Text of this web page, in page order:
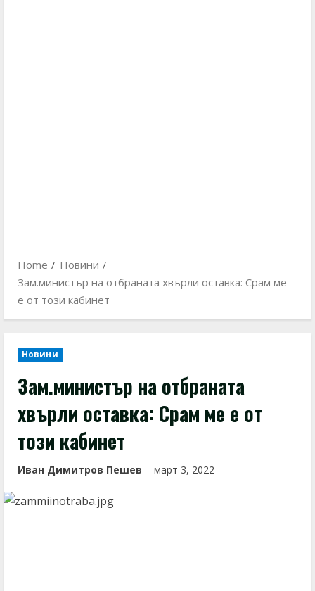
Home
Новини
Зам.министър на отбраната хвърли оставка: Срам ме
е от този кабинет
Новини
Зам.министър на отбраната
хвърли оставка: Срам ме е от
този кабинет
Иван Димитров Пешев март 3, 2022